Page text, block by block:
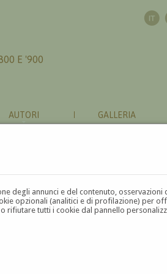
degli annunci e del contenuto,
opzionali (analitici e di profilazione) per
rifiutare tutti i cookie dal pannello
E '900
AUTORI GALLERIA
M N O P Q R S T U